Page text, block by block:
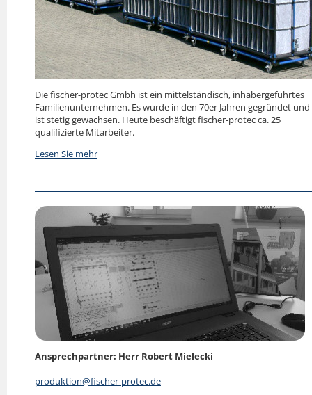
Die fischer-protec Gmbh ist ein mittelständisch, inhabergeführtes
Familienunternehmen. Es wurde in den 70er Jahren gegründet und
ist stetig gewachsen. Heute beschäftigt fischer-protec ca. 25
qualifizierte Mitarbeiter.
Lesen Sie mehr
Ansprechpartner: Herr Robert Mielecki
produktion@fischer-protec.de